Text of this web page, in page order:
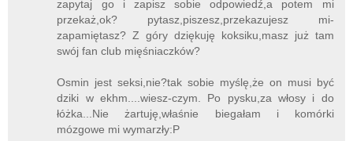
zapytaj go i zapisz sobie odpowiedź,a potem mi
przekaż,ok? pytasz,piszesz,przekazujesz mi-
zapamiętasz? Z góry dziękuję koksiku,masz już tam
swój fan club mięśniaczków?
Osmin jest seksi,nie?tak sobie myślę,że on musi być
dziki w ekhm....wiesz-czym. Po pysku,za włosy i do
łóżka...Nie żartuję,właśnie biegałam i komórki
mózgowe mi wymarzły:P